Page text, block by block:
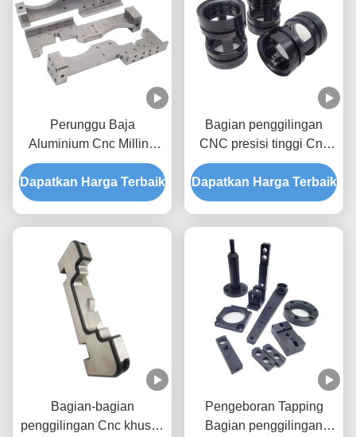
Perunggu Baja
Aluminium Cnc Milling
Bagian Pabrik High
Precision Wear Parts
Dapatkan Harga Terbaik
Bagian penggilingan
CNC presisi tinggi Cnc
Mill Aksesoris Aluminium
Dapatkan Harga Terbaik
Bagian-bagian
penggilingan Cnc khusus
Pengeboran Tapping
Bagian penggilingan